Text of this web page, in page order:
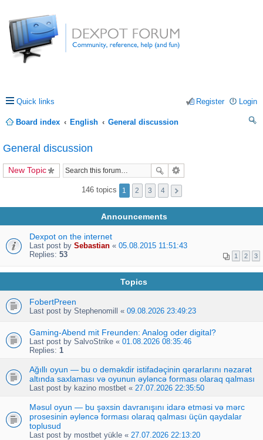
Quick links Login
Register
Board index English
General discussion
General discussion
New Topic
146 topics 1 2 3 4
Announcements
Dexpot on the internet
Last post by Sebastian « 05.08.2015 11:51:43
Replies: 53 1 2 3
Topics
FobertPreen
Last post by Stephenomill « 09.08.2026 23:49:23
Gaming-Abend mit Freunden: Analog oder digital?
Last post by SalvoStrike « 01.08.2026 08:35:46
Replies: 1
Ağıllı oyun — bu o deməkdir istifadəçinin qərarlarını nəzarət
altında saxlaması və oyunun əyləncə forması olaraq qalması
Last post by kazino mostbet « 27.07.2026 22:35:50
Məsul oyun — bu şəxsin davranışını idarə etməsi və mərc
prosesinin əyləncə forması olaraq qalması üçün qaydalar
toplusud
Last post by mostbet yükle « 27.07.2026 22:13:20